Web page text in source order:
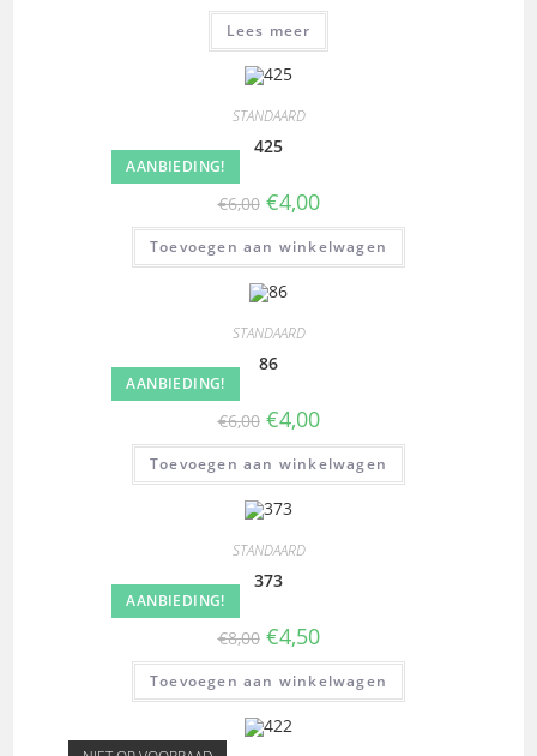
Lees meer
AANBIEDING!
STANDAARD
425
€6,00 €4,00
Toevoegen aan winkelwagen
AANBIEDING!
STANDAARD
86
€6,00 €4,00
Toevoegen aan winkelwagen
AANBIEDING!
STANDAARD
373
€8,00 €4,50
Toevoegen aan winkelwagen